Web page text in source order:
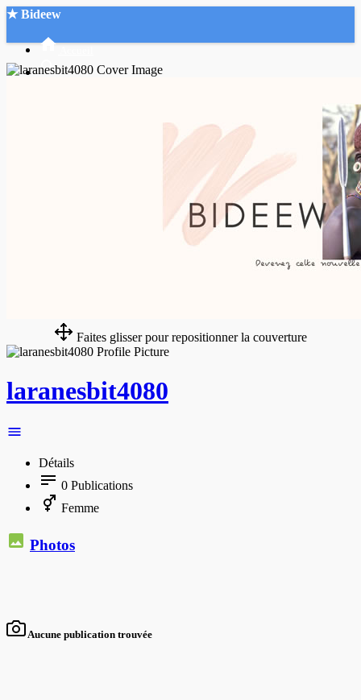
★ Bideew
Faites glisser pour repositionner la couverture
laranesbit4080
Détails
0 Publications
Femme
Photos
Aucune publication trouvée